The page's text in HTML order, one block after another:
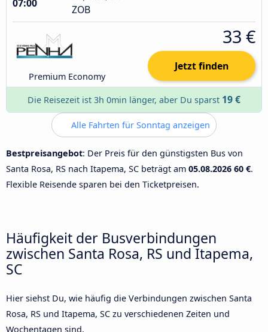
07:00 ZOB
Premium Economy
33 €
Jetzt finden
Die Reisezeit ist 3h 0min länger, aber Du sparst 19 €
Alle Fahrten für Sonntag anzeigen
Bestpreisangebot: Der Preis für den günstigsten Bus von
Santa Rosa, RS nach Itapema, SC beträgt am 05.08.2026 60 €.
Flexible Reisende sparen bei den Ticketpreisen.
Häufigkeit der Busverbindungen
zwischen Santa Rosa, RS und Itapema,
SC
Hier siehst Du, wie häufig die Verbindungen zwischen Santa
Rosa, RS und Itapema, SC zu verschiedenen Zeiten und
Wochentagen sind.